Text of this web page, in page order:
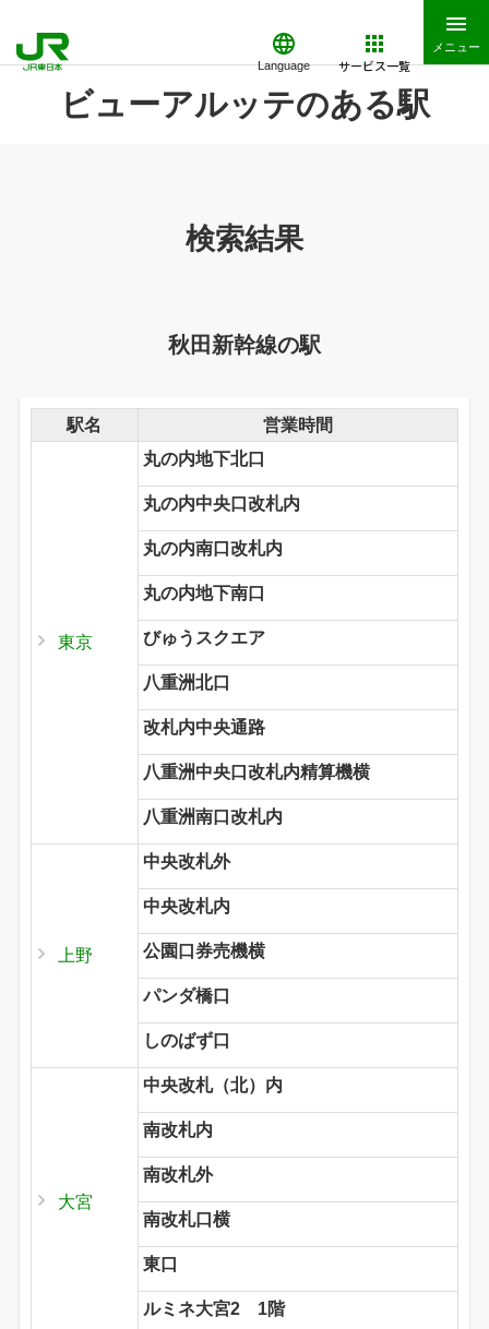
Language サービス一覧
メニュー
ビューアルッテのある駅
検索結果
秋田新幹線の駅
駅名 営業時間
東京
丸の内地下北口
丸の内中央口改札内
丸の内南口改札内
丸の内地下南口
びゅうスクエア
八重洲北口
改札内中央通路
八重洲中央口改札内精算機横
八重洲南口改札内
上野
中央改札外
中央改札内
公園口券売機横
パンダ橋口
しのばず口
大宮
中央改札（北）内
南改札内
南改札外
南改札口横
東口
ルミネ大宮2 1階